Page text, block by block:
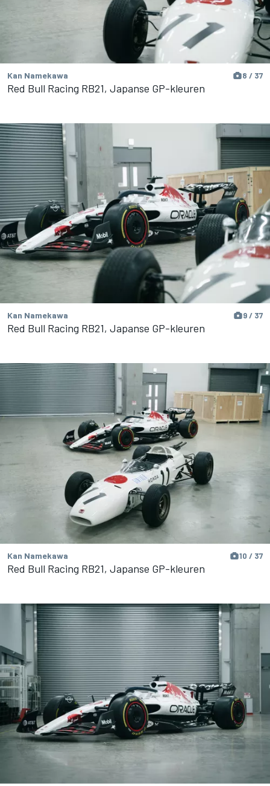
Kan Namekawa 8 / 37
Red Bull Racing RB21, Japanse GP-kleuren
Kan Namekawa 9 / 37
Red Bull Racing RB21, Japanse GP-kleuren
Kan Namekawa 10 / 37
Red Bull Racing RB21, Japanse GP-kleuren